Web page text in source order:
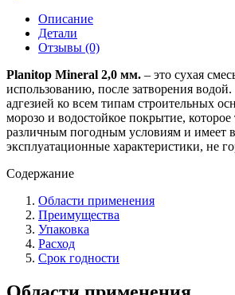
Описание
Детали
Отзывы (0)
Planitop Mineral 2,0 мм. – это сухая
использованию, после затворения
адгезией ко всем типам строительных
морозо и водостойкое покрытие,
различным погодным условиям и имеет
эксплуатационные характеристики, не
Содержание
Области применения
Преимущества
Упаковка
Расход
Срок годности